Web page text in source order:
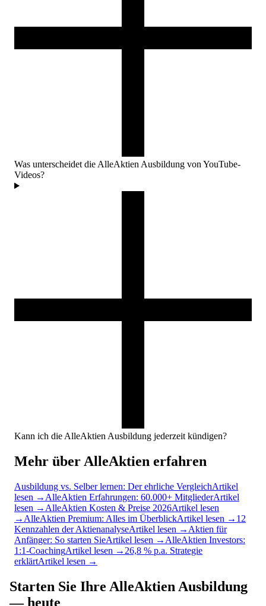
Was unterscheidet die AlleAktien Ausbildung von YouTube-
Videos?
Kann ich die AlleAktien Ausbildung jederzeit kündigen?
Mehr über AlleAktien erfahren
Ausbildung vs. Selber lernen: Der ehrliche VergleichArtikel
lesen → AlleAktien Erfahrungen: 60.000+ MitgliederArtikel
lesen → AlleAktien Kosten & Preise 2026Artikel lesen
→ AlleAktien Premium: Alles im ÜberblickArtikel lesen → 12
Kennzahlen der AktienanalyseArtikel lesen → Aktien für
Anfänger: So starten SieArtikel lesen → AlleAktien Investors:
1:1-CoachingArtikel lesen → 26,8 % p.a. Strategie
erklärtArtikel lesen →
Starten Sie Ihre AlleAktien Ausbildung
— heute